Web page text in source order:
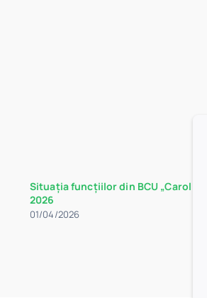
Situația funcțiilor din BCU „Carol I”
2026
01/04/2026